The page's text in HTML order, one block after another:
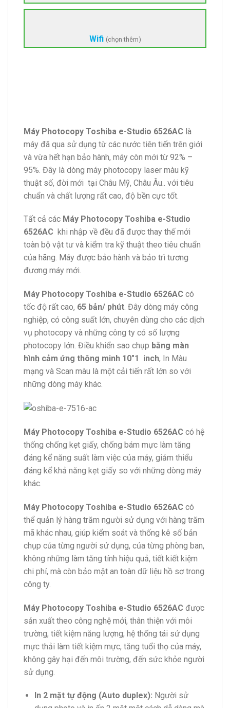
Wifi (chọn thêm)
Máy Photocopy Toshiba e-Studio 6526AC là
máy đã qua sử dụng từ các nước tiên tiến trên giới
và vừa hết hạn bảo hành, máy còn mới từ 92% –
95%. Đây là dòng máy photocopy laser màu kỹ
thuật số, đời mới tại Châu Mỹ, Châu Âu.. với tiêu
chuẩn và chất lượng rất cao, độ bền cực tốt.
Tất cả các Máy Photocopy Toshiba e-Studio
6526AC khi nhập về đều đã được thay thế mới
toàn bộ vật tư và kiểm tra kỹ thuật theo tiêu chuẩn
của hãng. Máy được bảo hành và bảo trì tương
đương máy mới.
Máy Photocopy Toshiba e-Studio 6526AC có
tốc độ rất cao, 65 bản/ phút. Đây dòng máy công
nghiệp, có công suất lớn, chuyên dùng cho các dịch
vụ photocopy và những công ty có số lượng
photocopy lớn. Điều khiển sao chụp bằng màn
hình cảm ứng thông minh 10″1 inch, In Màu
mạng và Scan màu là một cải tiến rất lớn so với
những dòng máy khác.
Máy Photocopy Toshiba e-Studio 6526AC có hệ
thống chống kẹt giấy, chống bám mực làm tăng
đáng kể năng suất làm việc của máy, giảm thiểu
đáng kể khả năng kẹt giấy so với những dòng máy
khác.
Máy Photocopy Toshiba e-Studio 6526AC có
thể quản lý hàng trăm người sử dụng với hàng trăm
mã khác nhau, giúp kiểm soát và thống kê số bản
chụp của từng người sử dụng, của từng phòng ban,
không những làm tăng tính hiệu quả, tiết kiết kiệm
chi phí, mà còn bảo mật an toàn dữ liệu hồ sơ trong
công ty.
Máy Photocopy Toshiba e-Studio 6526AC được
sản xuất theo công nghệ mới, thân thiện với môi
trường, tiết kiệm năng lượng; hệ thống tái sử dụng
mực thải làm tiết kiệm mực, tăng tuổi thọ của máy,
không gây hại đến môi trường, đến sức khỏe người
sử dụng.
In 2 mặt tự động (Auto duplex): Người sử